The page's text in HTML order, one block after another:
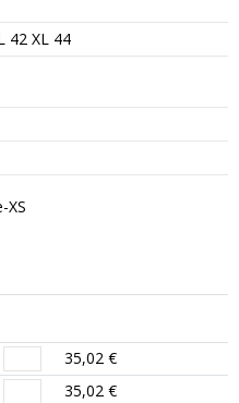
42 XL 44
XS
35,02 €
35,02 €